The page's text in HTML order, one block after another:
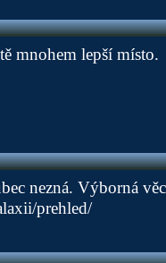
mnohem lepší místo.
nezná. Výborná
prehled/